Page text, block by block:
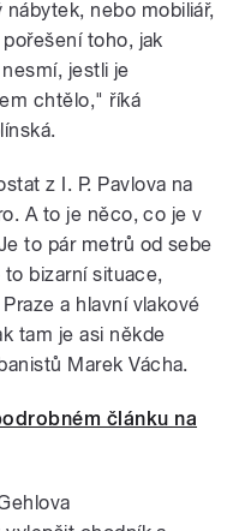
nebo mobiliář,
toho, jak
jestli je
chtělo," říká
z I. P. Pavlova na
A to je něco, co je v
to pár metrů od sebe
bizarní situace,
a hlavní vlakové
tam je asi někde
Marek Vácha.
článku na